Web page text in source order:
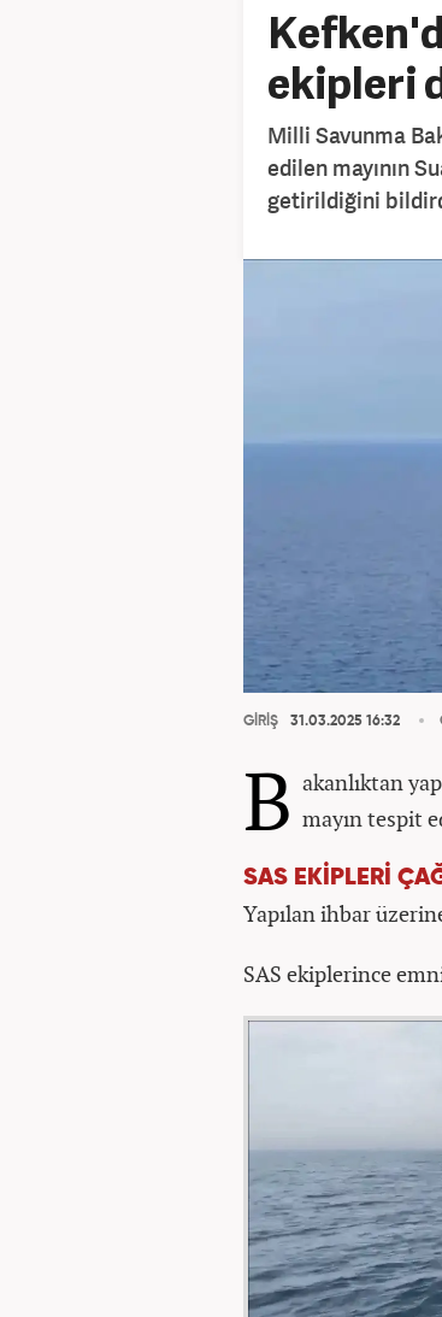
ekipleri
Milli Savunma
edilen mayının
getirildiğini
GİRİŞ 31.03.2025 16:32
B akanlıktan
mayın tespit
SAS EKİPLERİ
Yapılan ihbar
SAS ekiplerince